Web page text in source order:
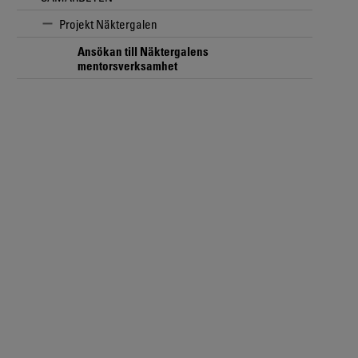
Projekt Näktergalen
Ansökan till Näktergalens
mentorsverksamhet